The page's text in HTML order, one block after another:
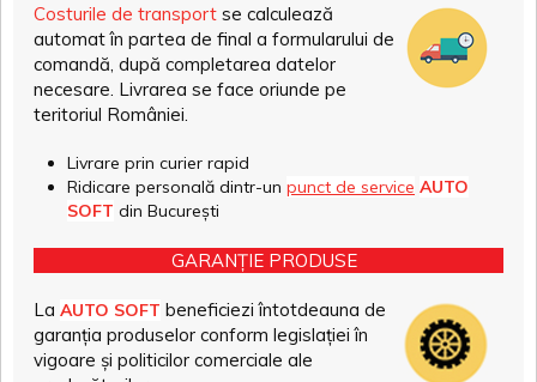
Costurile de transport se calculează
automat în partea de final a formularului de
comandă, după completarea datelor
necesare. Livrarea se face oriunde pe
teritoriul României.
Livrare prin curier rapid
Ridicare personală dintr-un punct de service AUTO
SOFT din București
GARANȚIE PRODUSE
La AUTO SOFT beneficiezi întotdeauna de
garanția produselor conform legislației în
vigoare și politicilor comerciale ale